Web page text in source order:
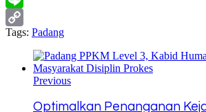
Line
Copy
Tags: Padang
Previous
Optimalkan Penanganan